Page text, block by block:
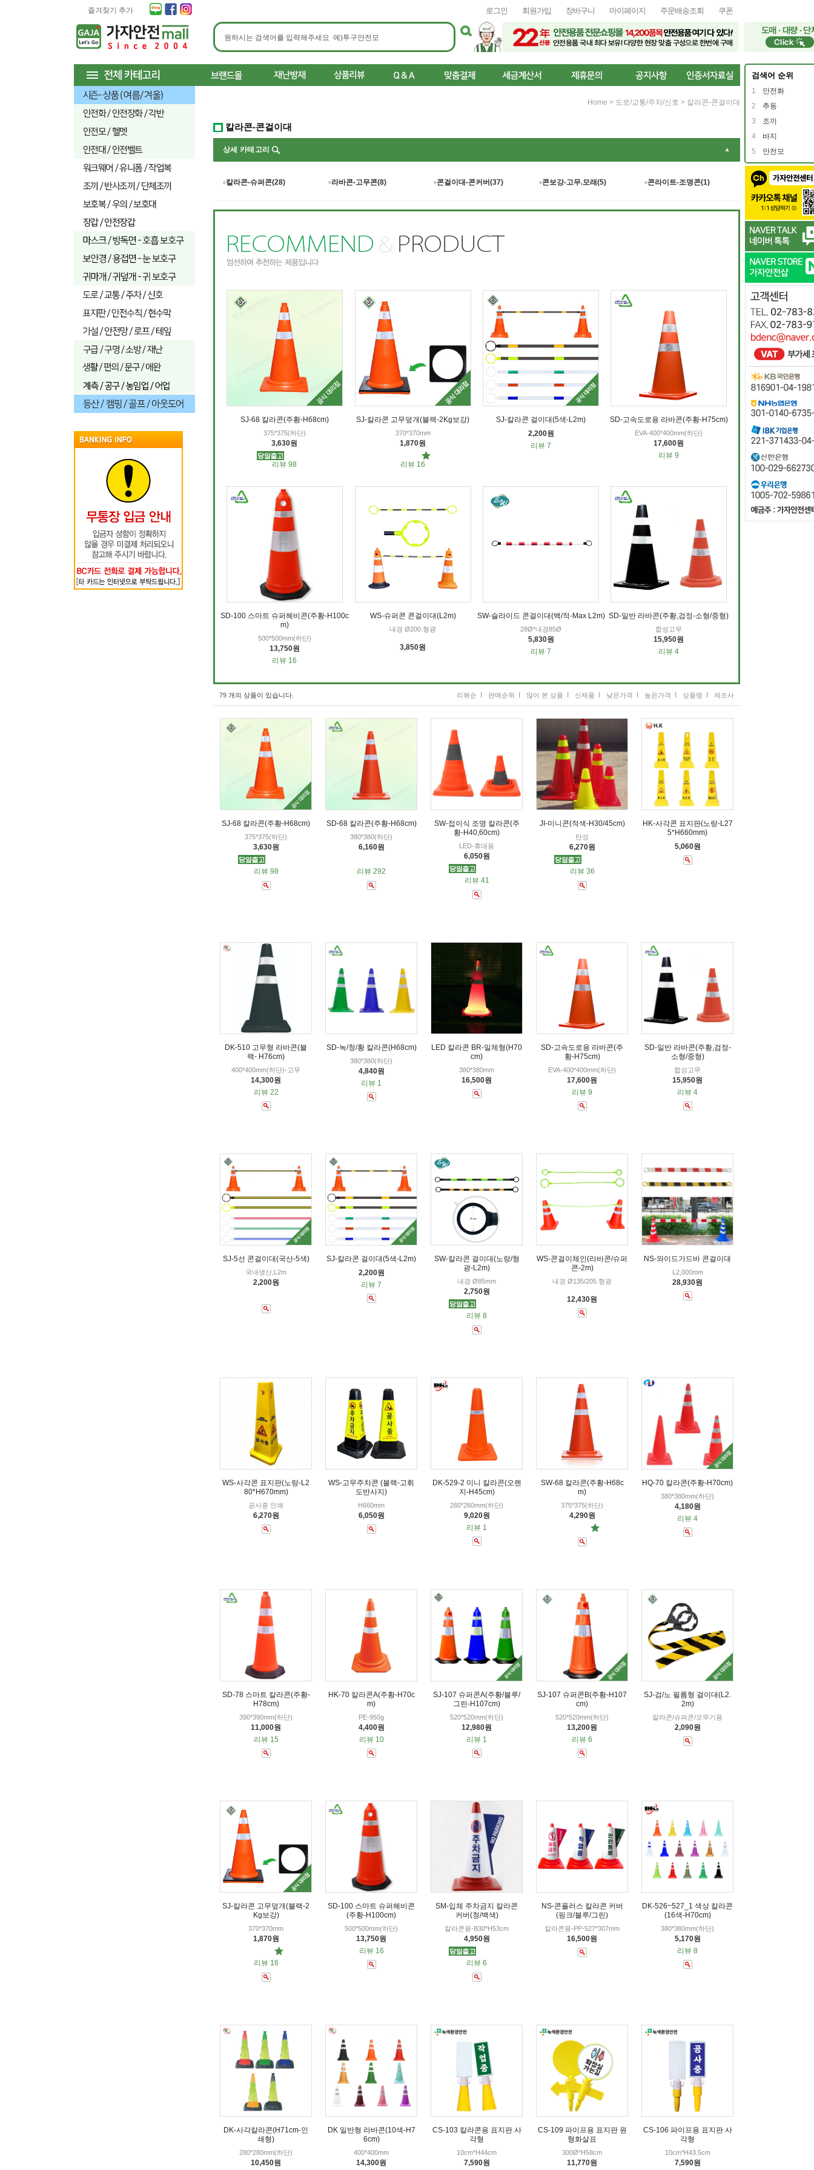
검색어 순위
1
안전화
2
추동
3
조끼
4
바지
5
안전모
즐겨찾기 추가 로그인 회원가입 장바구니 마이페이지 주문배송조회 쿠폰
Home > 도로/교통/주차/신호 > 칼라콘-콘걸이대
칼라콘-콘걸이대
상세 카테고리 ▼
칼라콘-슈퍼콘(28) 라바콘-고무콘(8) 콘걸이대-콘커버(37) 콘보강-고무.모래(5) 콘라이트-조명콘(1)
SJ-68 칼라콘(주황-H68cm)
375*375(하단)
3,630원
리뷰 98
SJ-칼라콘 고무덮개(블랙-2Kg보강)
370*370mm
1,870원
리뷰 16
SJ-칼라콘 걸이대(5색-L2m)
2,200원
리뷰 7
SD-고속도로용 라바콘(주황-H75cm)
EVA-400*400mm(하단)
17,600원
리뷰 9
SD-100 스마트 슈퍼헤비콘(주황-H100c
m)
500*500mm(하단)
13,750원
리뷰 16
WS-슈퍼콘 콘걸이대(L2m)
내경 Ø200.형광
3,850원
SW-슬라이드 콘걸이대(백/적-Max L2m)
28Ø*내경85Ø
5,830원
리뷰 7
SD-일반 라바콘(주황,검정-소형/중형)
합성고무
15,950원
리뷰 4
79 개의 상품이 있습니다. 리뷰순 판매순위 많이 본 상품 신제품 낮은가격 높은가격 상품명 제조사
SJ-68 칼라콘(주황-H68cm)
375*375(하단)
3,630원
리뷰 98
SD-68 칼라콘(주황-H68cm)
380*380(하단)
6,160원
리뷰 292
SW-접이식 조명 칼라콘(주
황-H40,60cm)
LED-휴대용
6,050원
리뷰 41
JI-미니콘(적색-H30/45cm)
탄성
6,270원
리뷰 36
HK-사각콘 표지판(노랑-L27
5*H660mm)
5,060원
DK-510 고무형 라바콘(블
랙- H76cm)
400*400mm(하단)-고무
14,300원
리뷰 22
SD-녹/청/황 칼라콘(H68cm)
380*380(하단)
4,840원
리뷰 1
LED 칼라콘 BR-일체형(H70
cm)
380*380mm
16,500원
SD-고속도로용 라바콘(주
황-H75cm)
EVA-400*400mm(하단)
17,600원
리뷰 9
SD-일반 라바콘(주황,검정-
소형/중형)
합성고무
15,950원
리뷰 4
SJ-5선 콘걸이대(국산-5색)
국내생산,L2m
2,200원
SJ-칼라콘 걸이대(5색-L2m)
2,200원
리뷰 7
SW-칼라콘 걸이대(노랑/형
광-L2m)
내경 Ø85mm
2,750원
리뷰 8
WS-콘걸이체인(라바콘/슈퍼
콘-2m)
내경 Ø135/205.형광
12,430원
NS-와이드가드바 콘걸이대
L2,000mm
28,930원
WS-사각콘 표지판(노랑-L2
80*H670mm)
공사중 인쇄
6,270원
WS-고무주차콘 (블랙-고휘
도반사지)
H660mm
6,050원
DK-529-2 미니 칼라콘(오렌
지-H45cm)
260*260mm(하단)
9,020원
리뷰 1
SW-68 칼라콘(주황-H68c
m)
375*375(하단)
4,290원
HQ-70 칼라콘(주황-H70cm)
380*380mm(하단)
4,180원
리뷰 4
SD-78 스마트 칼라콘(주황-
H78cm)
390*390mm(하단)
11,000원
리뷰 15
HK-70 칼라콘A(주황-H70c
m)
PE-950g
4,400원
리뷰 10
SJ-107 슈퍼콘A(주황/블루/
그린-H107cm)
520*520mm(하단)
12,980원
리뷰 1
SJ-107 슈퍼콘B(주황-H107
cm)
520*520mm(하단)
13,200원
리뷰 6
SJ-검/노 필름형 걸이대(L2.
2m)
칼라콘/슈퍼콘/오뚜기용
2,090원
SJ-칼라콘 고무덮개(블랙-2
Kg보강)
370*370mm
1,870원
리뷰 16
SD-100 스마트 슈퍼헤비콘
(주황-H100cm)
500*500mm(하단)
13,750원
리뷰 16
SM-입체 주차금지 칼라콘
커버(청/백색)
칼라콘용-B30*H53cm
4,950원
리뷰 6
NS-콘플러스 칼라콘 커버
(핑크/블루/그린)
칼라콘용-PP-527*307mm
16,500원
DK-526~527_1 색상 칼라콘
(16색-H70cm)
380*380mm(하단)
5,170원
리뷰 8
DK-사각칼라콘(H71cm-인
쇄형)
280*280mm(하단)
10,450원
DK 일반형 라바콘(10색-H7
6cm)
400*400mm
14,300원
CS-103 칼라콘용 표지판 사
각형
10cm*H44cm
7,590원
CS-109 파이프용 표지판 원
형화살표
300Ø*H58cm
11,770원
CS-106 파이프용 표지판 사
각형
10cm*H43.5cm
7,590원